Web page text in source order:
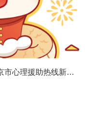
心理援助热线新春